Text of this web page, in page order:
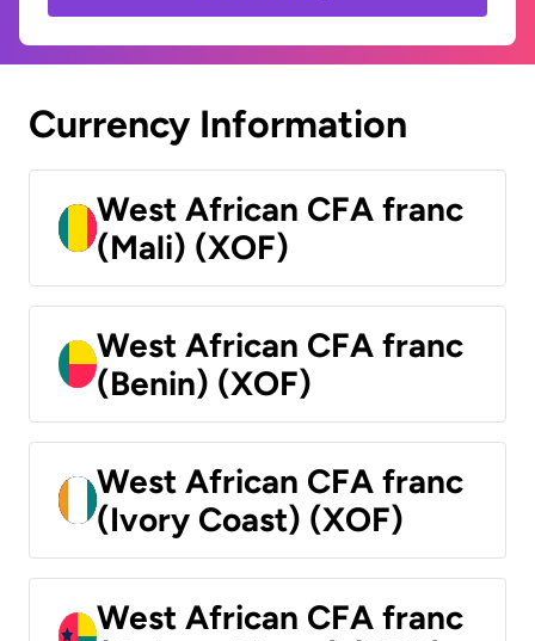
Currency Information
West African CFA franc
(Mali) (XOF)
West African CFA franc
(Benin) (XOF)
West African CFA franc
(Ivory Coast) (XOF)
West African CFA franc